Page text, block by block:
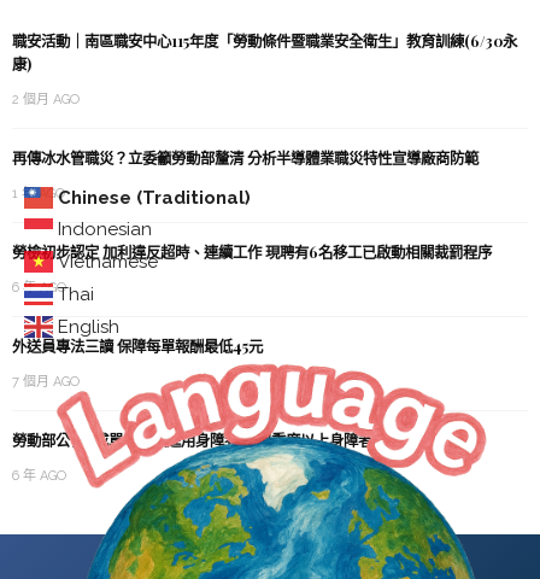
Chinese (Traditional)
Indonesian
Vietnamese
Thai
English
職安活動｜南區職安中心115年度「勞動條件暨職業安全衛生」教育訓練(6/30永
康)
2 個月 AGO
再傳冰水管職災？立委籲勞動部釐清 分析半導體業職災特性宣導廠商防範
1 年 AGO
勞檢初步認定 加利違反超時、連續工作 現聘有6名移工已啟動相關裁罰程序
6 年 AGO
外送員專法三讀 保障每單報酬最低45元
7 個月 AGO
勞動部公告9成單位足額進用身障者 聘用重度以上身障者 進用1人以2人計
6 年 AGO